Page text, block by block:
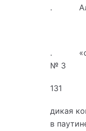
.
.
№ 3
131
дикая
в